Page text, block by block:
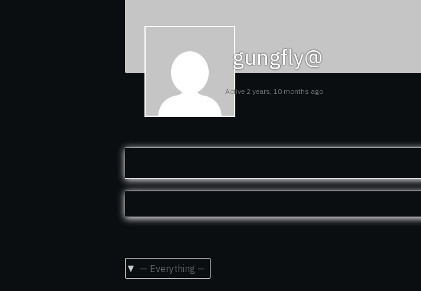
@gungfly
Active 2 years, 10 months ago